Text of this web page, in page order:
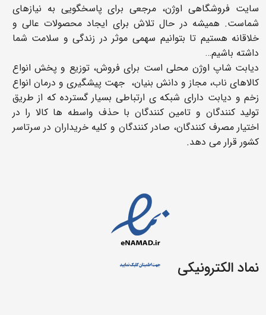
سایت فروشگاهی اوژن، مرجعی برای پاسخگویی به نیازهای
شماست. همیشه در حال تلاش برای ایجاد محصولات عالی و
خلاقانه هستیم تا بتوانیم سهمی موثر در زندگی و سلامت شما
داشته باشیم…
دیابت شاپ اوژن محلی است برای فروش، توزیع و پخش انواع
کالاهای ناب، مجاز و دانش بنیان، جهت پیشگیری و درمان انواع
زخم و دیابت دارای شبکه ی ارتباطی بسیار گسترده که از طریق
تولید کنندگان و تامین کنندگان با حذف واسطه ها کالا را در
اختیار مصرف کنندگان، صادر کنندگان و کلیه خریداران در سرتاسر
کشور قرار می دهد.
نماد الکترونیکی